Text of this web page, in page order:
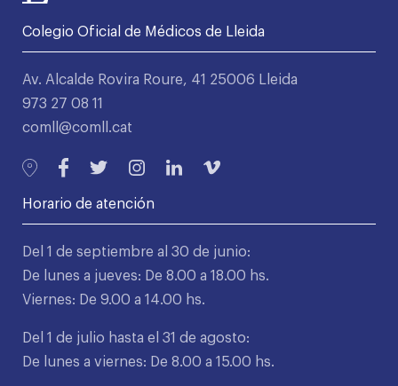
Colegio Oficial de Médicos de Lleida
Av. Alcalde Rovira Roure, 41 25006 Lleida
973 27 08 11
comll@comll.cat
Horario de atención
Del 1 de septiembre al 30 de junio:
De lunes a jueves: De 8.00 a 18.00 hs.
Viernes: De 9.00 a 14.00 hs.
Del 1 de julio hasta el 31 de agosto:
De lunes a viernes: De 8.00 a 15.00 hs.